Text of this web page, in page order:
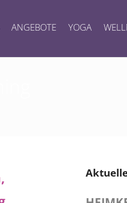
ANGEBOTE YOGA